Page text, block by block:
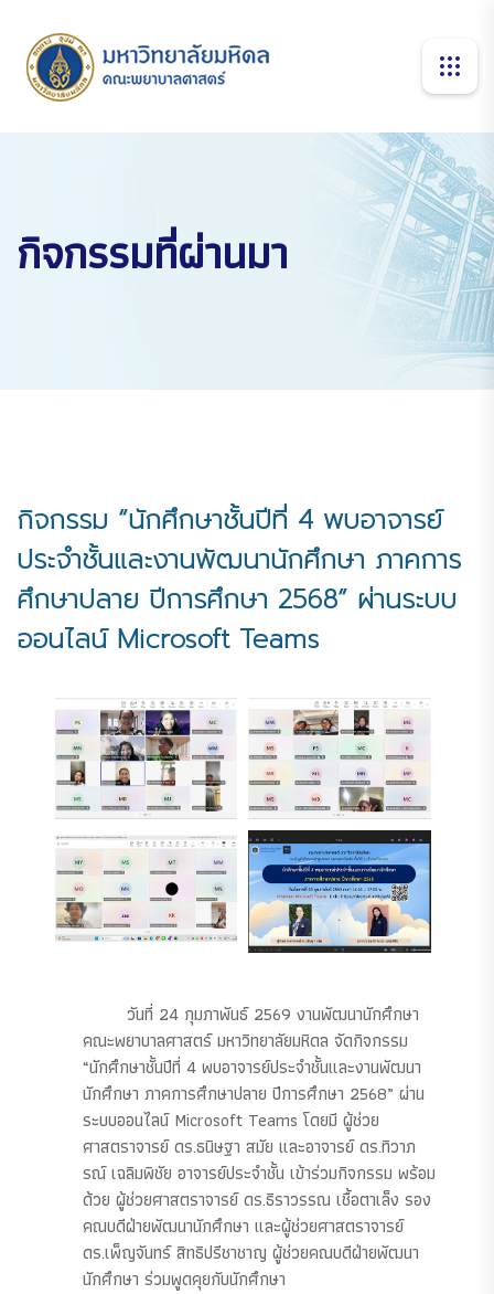
กิจกรรมที่ผ่านมา
กิจกรรม “นักศึกษาชั้นปีที่ 4 พบอาจารย์
ประจำชั้นและงานพัฒนานักศึกษา ภาคการ
ศึกษาปลาย ปีการศึกษา 2568” ผ่านระบบ
ออนไลน์ Microsoft Teams
วันที่ 24 กุมภาพันธ์ 2569 งานพัฒนานักศึกษา
คณะพยาบาลศาสตร์ มหาวิทยาลัยมหิดล จัดกิจกรรม
“นักศึกษาชั้นปีที่ 4 พบอาจารย์ประจำชั้นและงานพัฒนา
นักศึกษา ภาคการศึกษาปลาย ปีการศึกษา 2568” ผ่าน
ระบบออนไลน์ Microsoft Teams โดยมี ผู้ช่วย
ศาสตราจารย์ ดร.ธนิษฐา สมัย และอาจารย์ ดร.ทิวาภ
รณ์ เฉลิมพิชัย อาจารย์ประจำชั้น เข้าร่วมกิจกรรม พร้อม
ด้วย ผู้ช่วยศาสตราจารย์ ดร.ธิราวรรณ เชื้อตาเล็ง รอง
คณบดีฝ่ายพัฒนานักศึกษา และผู้ช่วยศาสตราจารย์
ดร.เพ็ญจันทร์ สิทธิปรีชาชาญ ผู้ช่วยคณบดีฝ่ายพัฒนา
นักศึกษา ร่วมพูดคุยกับนักศึกษา